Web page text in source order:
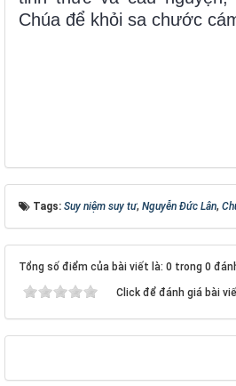
Chúa để khỏi sa chước
Tags: Suy niệm suy tư, Nguyễn Đức Lân,
Tổng số điểm của bài viết là: 0 trong 0
Click để đánh giá bài